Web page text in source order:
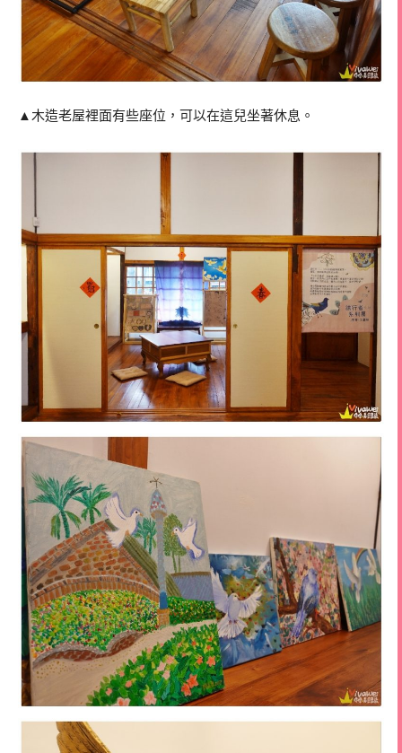
▲木造老屋裡面有些座位，可以在這兒坐著休息。